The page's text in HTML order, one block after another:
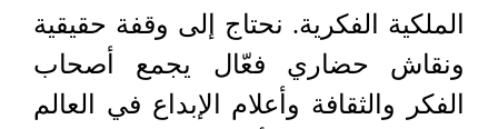
الملكية الفكرية. نحتاج إلى وقفة حقيقية
ونقاش حضاري فعّال يجمع أصحاب
الفكر والثقافة وأعلام الإبداع في العالم